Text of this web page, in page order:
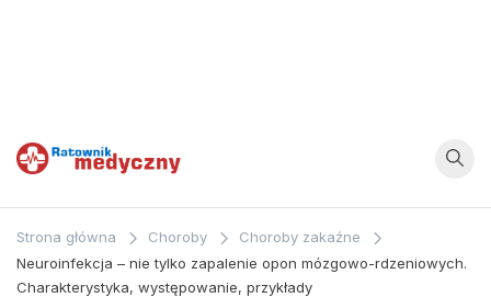
Ratownik
Medyczny
zagadnieniom z
dziedziny
Strona główna Choroby
Choroby zakaźne
Neuroinfekcja – nie tylko zapalenie opon mózgowo-rdzeniowych.
Charakterystyka, występowanie, przykłady